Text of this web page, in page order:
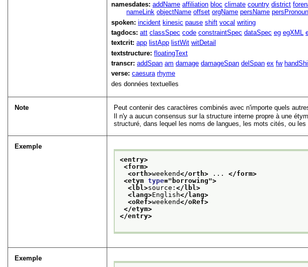
namesdates:addName affiliation bloc climate country district
nameLink objectName offset orgName persName
spoken:incident kinesic pause shift vocal writing
tagdocs:att classSpec code constraintSpec dataSpec eg egXML
textcrit:app listApp listWit witDetail
textstructure:floatingText
transcr:addSpan am damage damageSpan delSpan ex fw
verse:caesura rhyme
des données textuelles
Note
Peut contenir des caractères combinés avec n'importe quels
Il n'y a aucun consensus sur la structure interne propre à une
structuré, dans lequel les noms de langues, les mots cités, ou
Exemple
<entry>
<form>
<orth>weekend</orth> ... </form>
<etym type=" borrowing">
<lbl>source:</lbl>
<lang>English</lang>
<oRef>weekend</oRef>
</etym>
</entry>
Exemple